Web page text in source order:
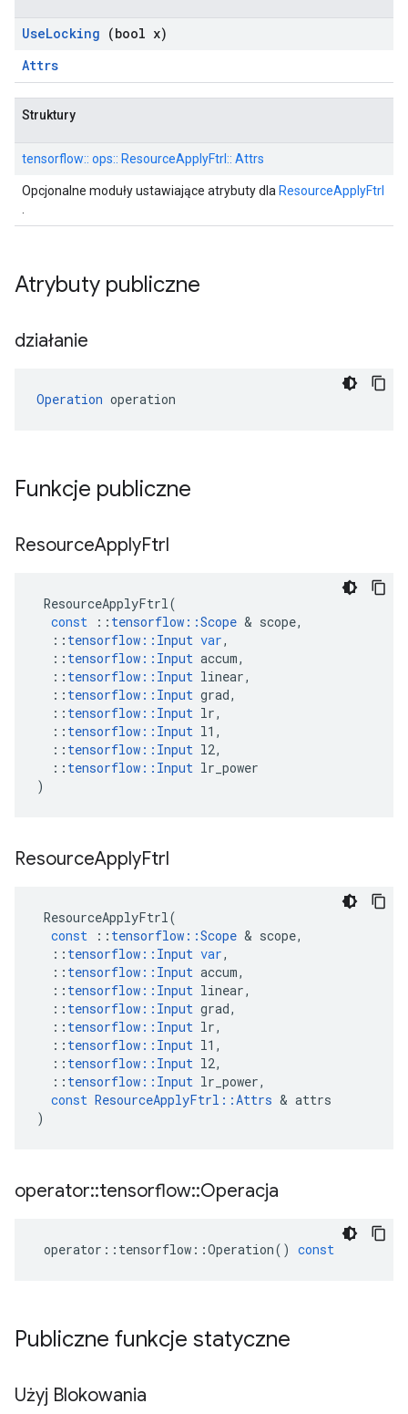
UseLocking (bool x)
Attrs
Struktury
tensorflow:: ops:: ResourceApplyFtrl:: Attrs
Opcjonalne moduły ustawiające atrybuty dla ResourceApplyFtrl
Atrybuty publiczne
działanie
Operation operation
Funkcje publiczne
ResourceApplyFtrl
ResourceApplyFtrl(
const
:: tensorflow ::Scope & scope,
:: tensorflow :: Input var,
:: tensorflow :: Input accum,
:: tensorflow :: Input linear,
:: tensorflow :: Input grad,
:: tensorflow :: Input lr,
:: tensorflow :: Input l1 ,
:: tensorflow :: Input l2,
:: tensorflow :: Input lr_power
)
ResourceApplyFtrl
ResourceApplyFtrl(
const
:: tensorflow ::Scope & scope,
:: tensorflow :: Input var,
:: tensorflow :: Input accum,
:: tensorflow :: Input linear,
:: tensorflow :: Input grad,
:: tensorflow :: Input lr,
:: tensorflow :: Input l1 ,
:: tensorflow :: Input l2,
:: tensorflow :: Input lr_power,
const ResourceApplyFtrl ::Attrs & attrs
)
operator::tensorflow::Operacja
operator :: tensorflow ::Operation() const
Publiczne funkcje statyczne
Użyj Blokowania